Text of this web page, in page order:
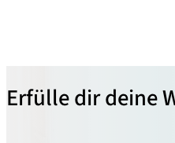
Erfülle dir deine